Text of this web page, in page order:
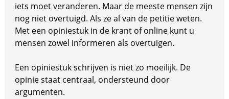
iets moet veranderen. Maar de meeste mensen zijn
nog niet overtuigd. Als ze al van de petitie weten.
Met een opiniestuk in de krant of online kunt u
mensen zowel informeren als overtuigen.
Een opiniestuk schrijven is niet zo moeilijk. De
opinie staat centraal, ondersteund door
argumenten.